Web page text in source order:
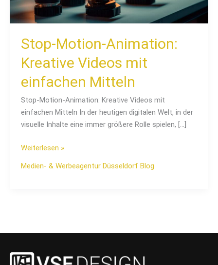
Stop-Motion-Animation:
Kreative Videos mit
einfachen Mitteln
Stop-Motion-Animation: Kreative Videos mit
einfachen Mitteln In der heutigen digitalen Welt, in der
visuelle Inhalte eine immer größere Rolle spielen, […]
Mitteln
Weiterlesen »
Medien- & Werbeagentur Düsseldorf Blog